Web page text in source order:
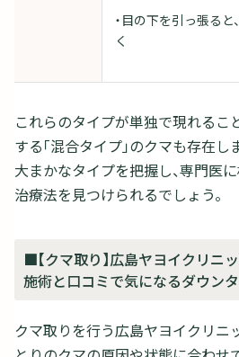
・目の下を引っ張る
く
これらのタイプが単独で現れるこ
する「混合タイプ」のクマも存在し
大まかなタイプを把握し、専門医
治療法を見つけられるでしょう。
■【クマ取り】広島ヤヨイクリニ
施術と口コミで気になるダウン
クマ取りを行う広島ヤヨイクリニ